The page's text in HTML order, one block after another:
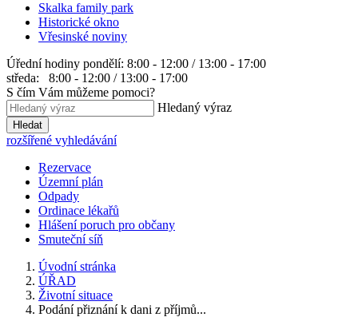
Skalka family park
Historické okno
Vřesinské noviny
Úřední hodiny pondělí: 8:00 - 12:00 / 13:00 - 17:00
středa: 8:00 - 12:00 / 13:00 - 17:00
S čím Vám můžeme pomoci?
Hledaný výraz
Hledat
rozšířené vyhledávání
Rezervace
Územní plán
Odpady
Ordinace lékařů
Hlášení poruch pro občany
Smuteční síň
Úvodní stránka
ÚŘAD
Životní situace
Podání přiznání k dani z příjmů...